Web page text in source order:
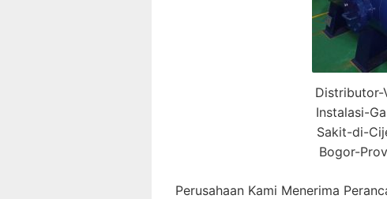
Distributor-
Instalasi-
Sakit-di-
Bogor-
Perusahaan Kami Menerima